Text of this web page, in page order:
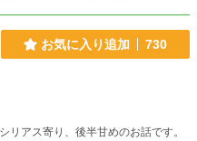
め付けられる。 これは、『不
男が「ただの男」へと堕ち、溺愛の
お気に入り追加 730
アス寄り、後半甘めのお話です。